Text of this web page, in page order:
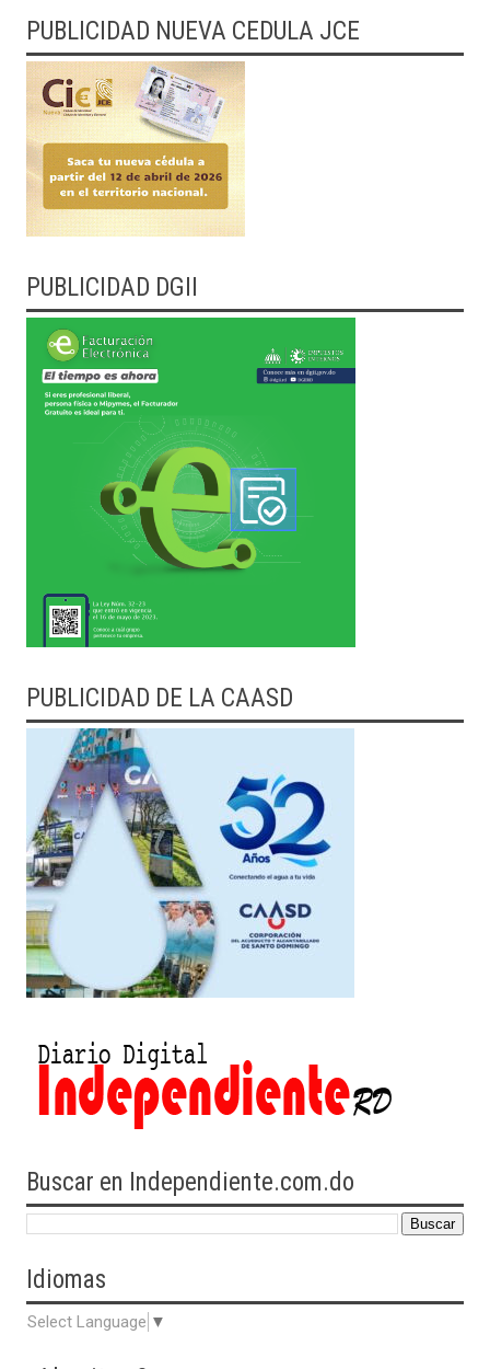
PUBLICIDAD NUEVA CEDULA JCE
PUBLICIDAD DGII
PUBLICIDAD DE LA CAASD
Buscar en Independiente.com.do
Idiomas
Select Language ▼